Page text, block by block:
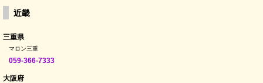
近畿
三重県
マロン三重
059-366-7333
大阪府